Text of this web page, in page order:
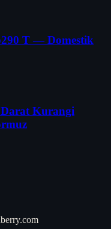
T — Domestik
Kurangi